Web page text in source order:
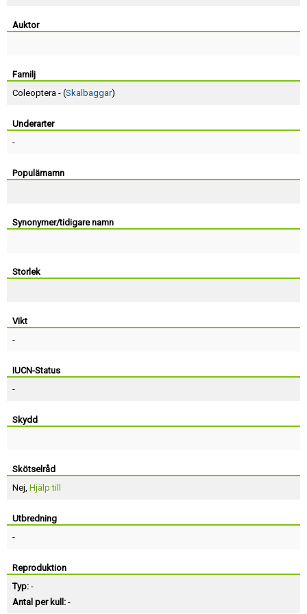
Auktor
Familj
Coleoptera - (Skalbaggar)
Underarter
-
Populärnamn
Synonymer/tidigare namn
Storlek
Vikt
-
IUCN-Status
-
Skydd
Skötselråd
Nej, Hjälp till
Utbredning
-
Reproduktion
Typ: -
Antal per kull: -